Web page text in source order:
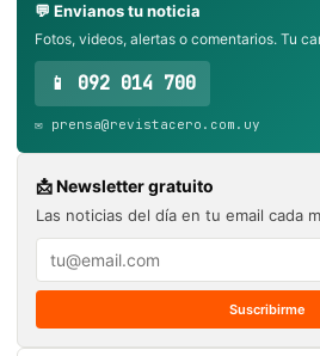
💬 Envianos tu noticia
Fotos, videos, alertas o comentarios. Tu
📱 092 014 700
✉️ prensa@revistacero.com.uy
📩 Newsletter gratuito
Las noticias del día en tu email cada
Suscribirme